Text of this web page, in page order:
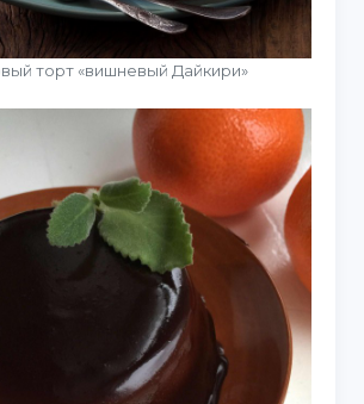
торт «вишневый Дайкири»